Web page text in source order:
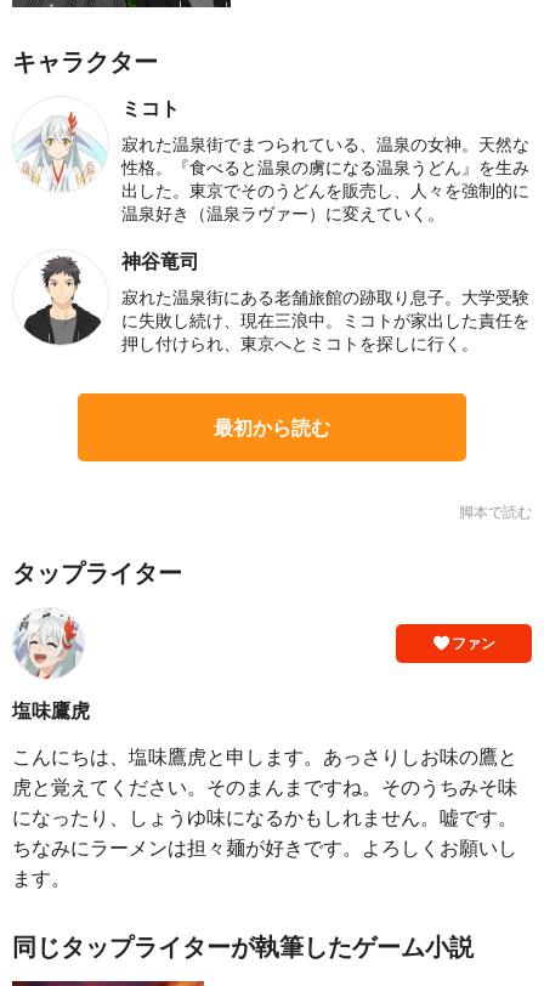
キャラクター
ミコト
寂れた温泉街でまつられている、温泉の女神。天然な
性格。『食べると温泉の虜になる温泉うどん』を生み
出した。東京でそのうどんを販売し、人々を強制的に
温泉好き（温泉ラヴァー）に変えていく。
神谷竜司
寂れた温泉街にある老舗旅館の跡取り息子。大学受験
に失敗し続け、現在三浪中。ミコトが家出した責任を
押し付けられ、東京へとミコトを探しに行く。
最初から読む
脚本で読む
タップライター
ファン
塩味鷹虎
こんにちは、塩味鷹虎と申します。あっさりしお味の鷹と
虎と覚えてください。そのまんまですね。そのうちみそ味
になったり、しょうゆ味になるかもしれません。嘘です。
ちなみにラーメンは担々麺が好きです。よろしくお願いし
ます。
同じタップライターが執筆したゲーム小説